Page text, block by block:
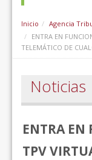
Inicio Agencia
ENTRA EN
TELEMÁTICO DE
Noticias
ENTRA EN
TPV